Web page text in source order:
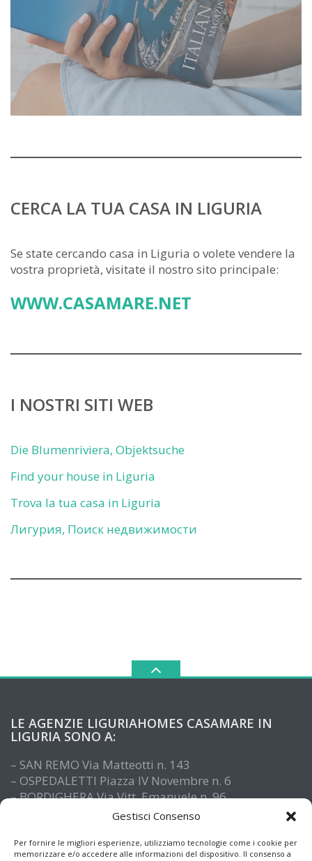
Gestisci Consenso
Per fornire le migliori esperienze, utilizziamo tecnologie come i cookie per
memorizzare e/o accedere alle informazioni del dispositivo. Il consenso a
CERCA LA TUA CASA IN LIGURIA
Se state cercando casa in Liguria o volete vendere la
vostra proprietà, visitate il nostro sito principale:
WWW.CASAMARE.NET
I NOSTRI SITI WEB
Die Blumenriviera, Objektsuche
Find your house in Liguria
Trova la tua casa in Liguria
Лигурия, Поиск недвижимости
LE AGENZIE LIGURIAHOMES CASAMARE IN
LIGURIA SONO A:
– SAN REMO Via Matteotti n. 143
– OSPEDALETTI Piazza IV Novembre n. 6
– BORDIGHERA Via Vitt. Emanuele n. 96
– IMPERIA Piazza De Amicis n. 15
– ALASSIO Via XX Settembre n. 61